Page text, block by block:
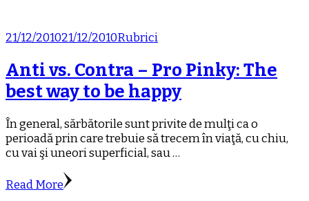
21/12/201021/12/2010Rubrici
Anti vs. Contra – Pro Pinky: The
best way to be happy
În general, sărbătorile sunt privite de mulţi ca o
perioadă prin care trebuie să trecem în viaţă, cu chiu,
cu vai şi uneori superficial, sau …
Read More